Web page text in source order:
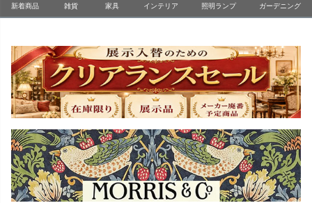
新着商品 雑貨 家具 インテリア 照明ランプ ガーデニング